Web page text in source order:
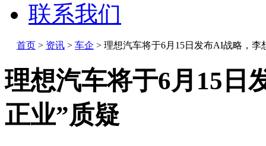
联系我们
首页 > 资讯 > 车企 > 理想汽车将于6月15日发布AI战略，李
理想汽车将于6月15日
正业”质疑